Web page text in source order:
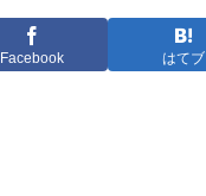
Facebook はてブ